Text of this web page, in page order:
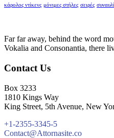
κάρολος ντίκενς μόνιμες στήλες σειρές
Far far away, behind the word
Vokalia and Consonantia, there
Contact Us
Box 3233
1810 Kings Way
King Street, 5th Avenue, New
+1-2355-3345-5
Contact@Attornasite.co